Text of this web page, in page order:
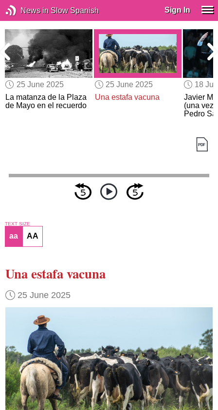
News in Slow Spanish Sign In
25 June 2025
La matanza de la Plaza
de Mayo en el recuerdo
25 June 2025
Una estafa vacuna
18
Javier
(una vez
Pedro
TEXT SIZE
aa AA
Una estafa vacuna
25 June 2025